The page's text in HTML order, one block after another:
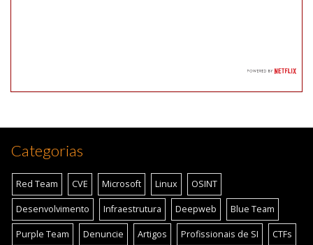
Categorias
Red Team CVE Microsoft Linux OSINT
Desenvolvimento Infraestrutura Deepweb Blue Team
Purple Team Denuncie Artigos Profissionais de SI CTFs